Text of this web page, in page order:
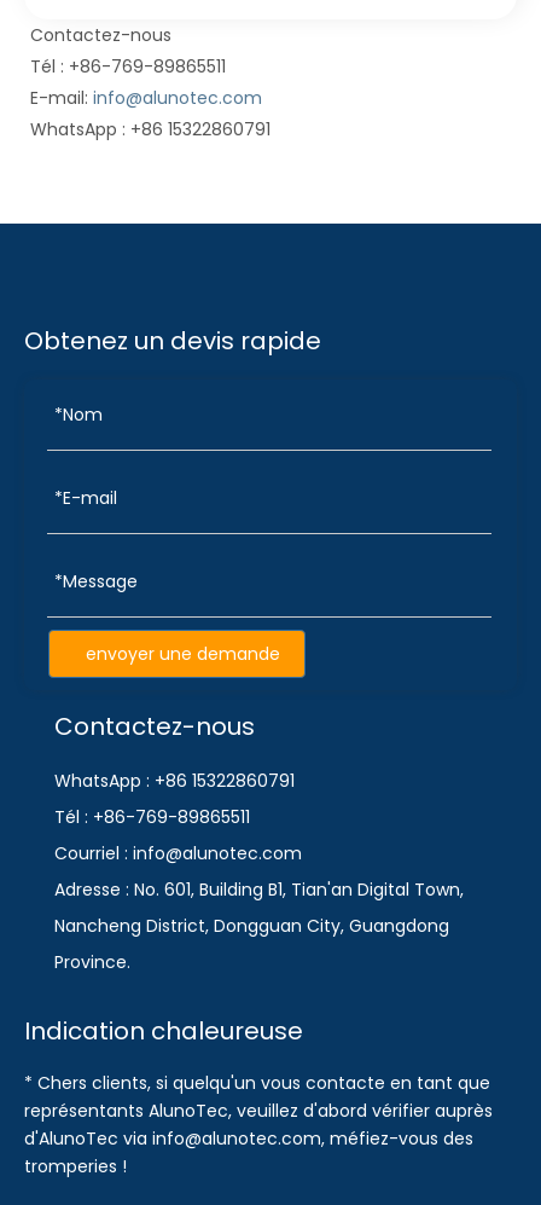
Contactez-nous
Tél : +86-769-89865511
E-mail: info@alunotec.com
WhatsApp : +86 15322860791
Obtenez un devis rapide
envoyer une demande
Contactez-nous
WhatsApp : +86 15322860791
Tél : +86-769-89865511
Courriel : info@alunotec.com
Adresse : No. 601, Building B1, Tian'an Digital Town,
Nancheng District, Dongguan City, Guangdong
Province.
Indication chaleureuse
* Chers clients, si quelqu'un vous contacte en tant que
représentants AlunoTec, veuillez d'abord vérifier auprès
d'AlunoTec via info@alunotec.com, méfiez-vous des
tromperies !